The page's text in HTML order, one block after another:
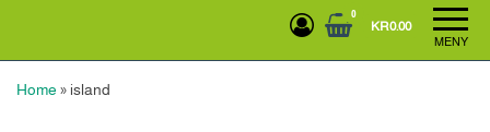
MENY
0
KR0.00
Home » island